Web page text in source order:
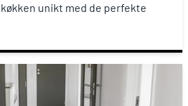
unikt med de perfekte